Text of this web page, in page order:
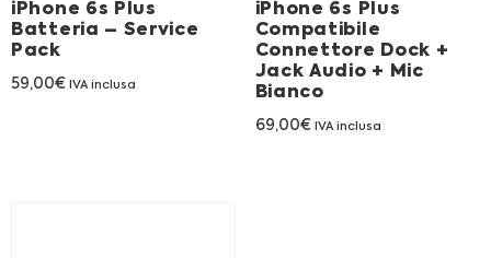
PADOVA
VICENZA
iPhone 6s Plus
Batteria – Service
Pack
59,00€ IVA inclusa
iPhone 6s Plus
Compatibile
Connettore Dock +
Jack Audio + Mic
Bianco
69,00€ IVA inclusa